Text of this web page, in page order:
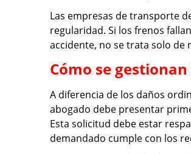
Las empresas de transporte
regularidad. Si los frenos
accidente, no se trata solo de
Cómo se
A diferencia de los daños
abogado debe presentar
Esta solicitud debe estar
demandado cumple con los